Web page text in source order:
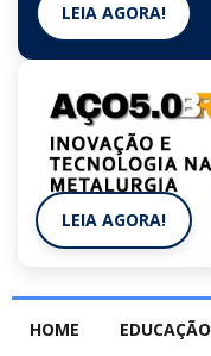
LEIA AGORA!
LEIA AGORA!
HOME EDUCAÇÃO